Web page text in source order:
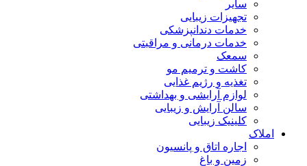
سایر
تجهیزات زیبایی
خدمات دندانپزشکی
خدمات درمانی و مراقبتی
سمعک
کاشت و ترمیم مو
تغذیه و رژیم غذایی
لوازم آرایشی و بهداشتی
سالن آرایش و زیبایی
کلینیک زیبایی
املاک
اجاره اتاق و پانسیون
زمین و باغ